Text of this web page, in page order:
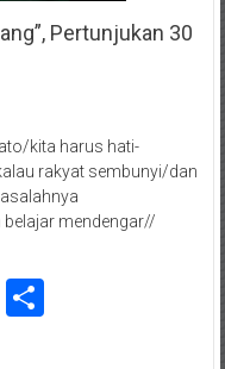
Pertunjukan 30
kita harus hati-
rakyat sembunyi/dan
mendengar//
Share